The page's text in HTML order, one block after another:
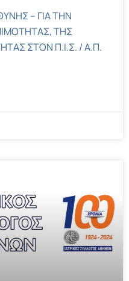
– ΓΙΑ ΤΗΝ
ΤΗΣ
ΣΤΟΝ Π.Ι.Σ. / Α.Π.